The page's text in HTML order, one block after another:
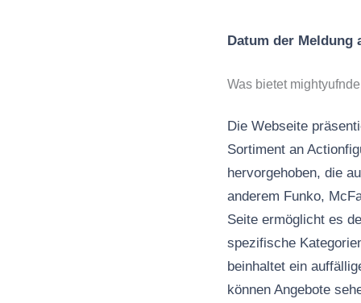
Datum der Meldung
Was bietet
Die Webseite
Sortiment an
hervorgehoben, die
anderem Funko,
Seite ermöglicht es
spezifische
beinhaltet ein
können Angebote